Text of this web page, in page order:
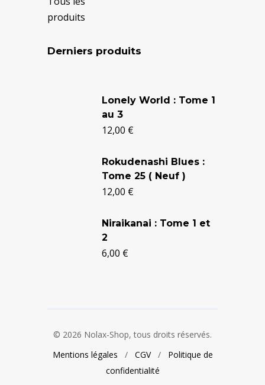
produits
Derniers produits
Lonely World : Tome 1
au 3
12,00 €
Rokudenashi Blues :
Tome 25 ( Neuf )
12,00 €
Niraikanai : Tome 1 et
2
6,00 €
© 2026 Nolax-Shop, tous droits réservés.
Mentions légales / CGV/ Politique de
confidentialité